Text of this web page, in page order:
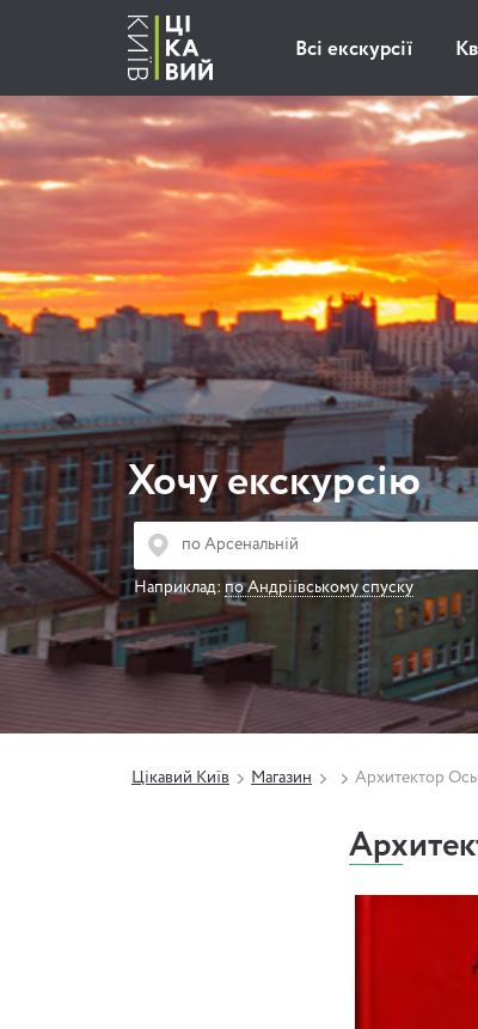
Всі екскурсії
Хочу екскурсію
Наприклад: по Андріївському спуску
Цікавий Київ Магазин Архитектор